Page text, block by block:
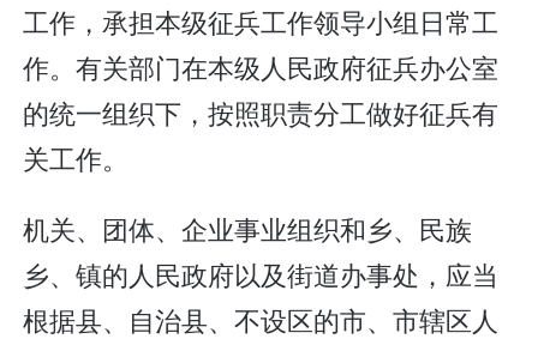
工作，承担本级征兵工作领导小组日常工
作。有关部门在本级人民政府征兵办公室
的统一组织下，按照职责分工做好征兵有
关工作。
机关、团体、企业事业组织和乡、民族
乡、镇的人民政府以及街道办事处，应当
根据县、自治县、不设区的市、市辖区人